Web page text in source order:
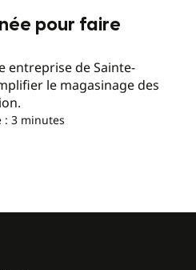
pour faire
entreprise de Sainte-
le magasinage des
: 3 minutes